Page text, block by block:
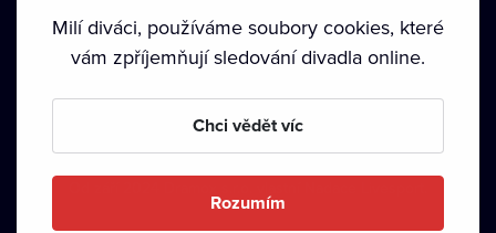
Podmínky používání • Ochrana soukromí • Zásady používání
• Autorská práva•
Milí diváci, používáme soubory cookies, které
vám zpříjemňují sledování divadla online.
Chci vědět víc
Rozumím